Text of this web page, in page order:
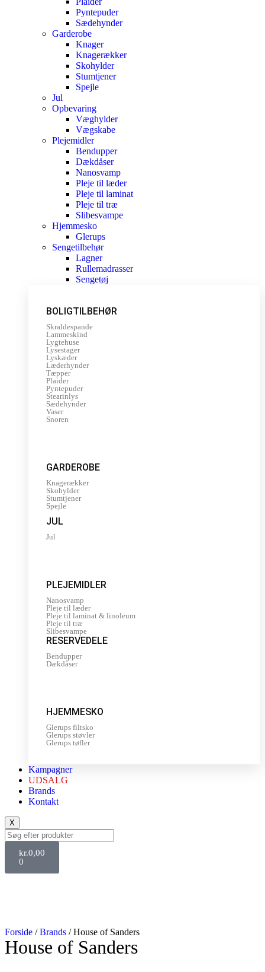
Pyntepuder
Sædehynder
Garderobe
Knager
Knagerækker
Skohylder
Stumtjener
Spejle
Jul
Opbevaring
Væghylder
Vægskabe
Plejemidler
Bendupper
Dækdåser
Nanosvamp
Pleje til læder
Pleje til laminat
Pleje til træ
Slibesvampe
Hjemmesko
Glerups
Sengetilbehør
Lagner
Rullemadrasser
Sengetøj
BOLIGTILBEHØR
Skraldespande
Lammeskind
Lygtehuse
Lysestager
Lyskæder
Læderhynder
Tæpper
Plaider
Pyntepuder
Stearinlys
Sædehynder
Vaser
Snoren
GARDEROBE
Knagerækker
Skohylder
Stumtjener
Spejle
JUL
Jul
PLEJEMIDLER
Nanosvamp
Pleje til læder
Pleje til laminat & linoleum
Pleje til træ
Slibesvampe
RESERVEDELE
Bendupper
Dækdåser
HJEMMESKO
Glerups filtsko
Glerups støvler
Glerups tøfler
Kampagner
UDSALG
Brands
Kontakt
X
kr.0,00
0
Forside /Brands / House of Sanders
House of Sanders